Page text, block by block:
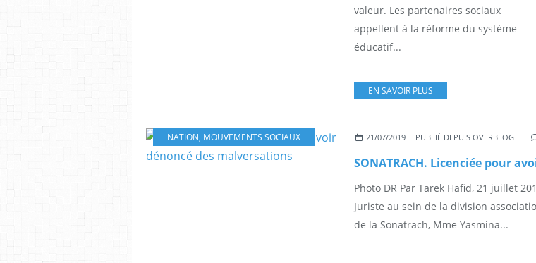
valeur. Les partenaires sociaux
appellent à la réforme du système
éducatif...
EN SAVOIR PLUS
NATION, MOUVEMENTS SOCIAUX 21/07/2019 PUBLIÉ DEPUIS OVERBLOG
Photo DR Par Tarek Hafid, 21 juillet
Juriste au sein de la division
de la Sonatrach, Mme Yasmina...